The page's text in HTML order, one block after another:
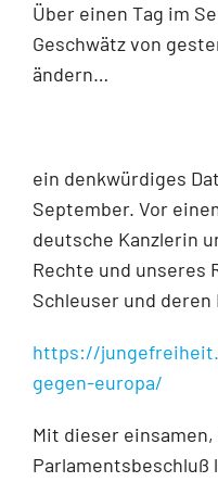
Über einen Tag im
Geschwätz von
ändern…
ein denkwürdiges
September. Vor
deutsche Kanzlerin
Rechte und unseres
Schleuser und deren
https://
gegen-europa/
Mit dieser